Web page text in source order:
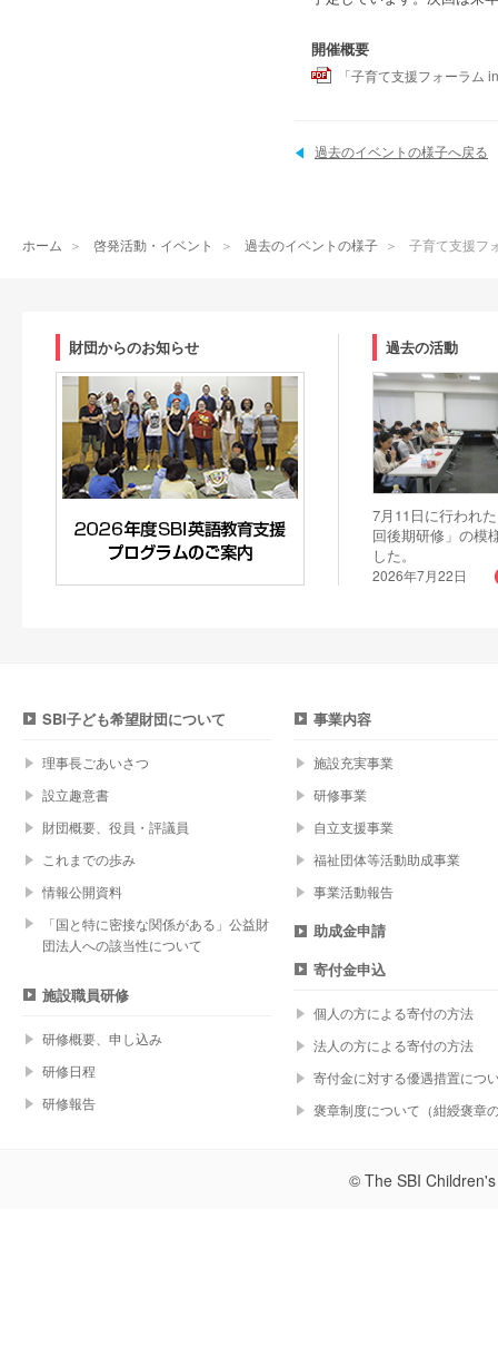
開催概要
「子育て支援フォーラム
過去のイベントの様子へ戻る
ホーム ＞ 啓発活動・イベント ＞ 過去のイベントの様子 ＞ 子育て支援フ
財団からのお知らせ 過去の活動
7月11日に行われ
回後期研修」の模
した。
2026年7月22日
SBI子ども希望財団について
理事長ごあいさつ
設立趣意書
財団概要、役員・評議員
これまでの歩み
情報公開資料
「国と特に密接な関係がある」公益財
団法人への該当性について
施設職員研修
研修概要、申し込み
研修日程
研修報告
事業内容
施設充実事業
研修事業
自立支援事業
福祉団体等活動助成事業
事業活動報告
助成金申請
寄付金申込
個人の方による寄付の方法
法人の方による寄付の方法
寄付金に対する優遇措置につ
褒章制度について（紺綬褒章
© The SBI